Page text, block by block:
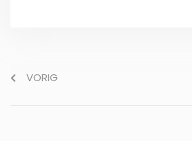
VORIG